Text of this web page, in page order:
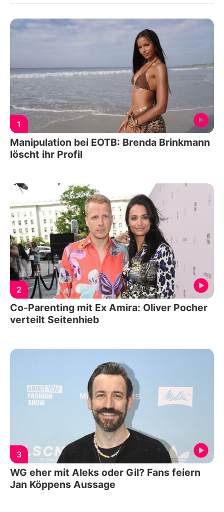
1
Manipulation bei EOTB: Brenda Brinkmann
löscht ihr Profil
2
Co-Parenting mit Ex Amira: Oliver Pocher
verteilt Seitenhieb
3
WG eher mit Aleks oder Gil? Fans feiern
Jan Köppens Aussage